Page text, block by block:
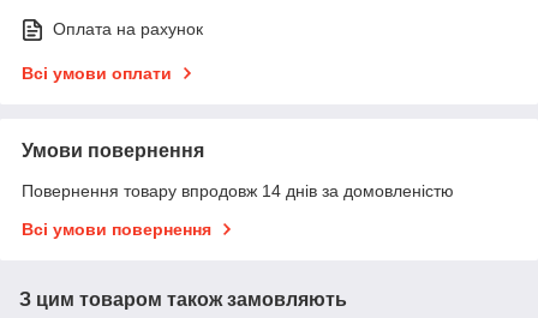
Оплата на рахунок
Всі умови оплати
Умови повернення
Повернення товару впродовж 14 днів за домовленістю
Всі умови повернення
З цим товаром також замовляють